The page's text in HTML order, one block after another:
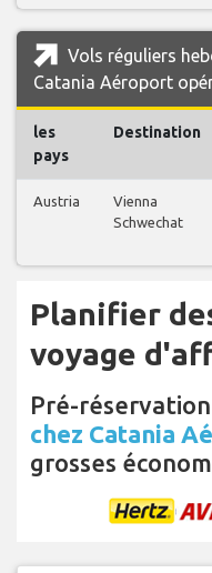
Vols réguliers
Catania Aéroport
les
pays
Destination
Austria
Vienna
Schwechat
Planifier
voyage
Pré-réservation
chez Catania
grosses